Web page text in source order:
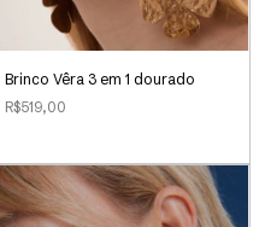
Brinco Vêra 3 em 1 dourado
R$519,00